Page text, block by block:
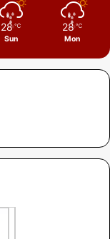
28 ℃
Sun
28 ℃
Mon